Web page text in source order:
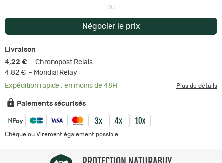
ou
Négocier le prix
Livraison
4,22 € - Chronopost Relais
4,82 € - Mondial Relay
Expédition rapide : en moins de 48H
Plus de détails
Paiements sécurisés
Chèque ou Virement également possible.